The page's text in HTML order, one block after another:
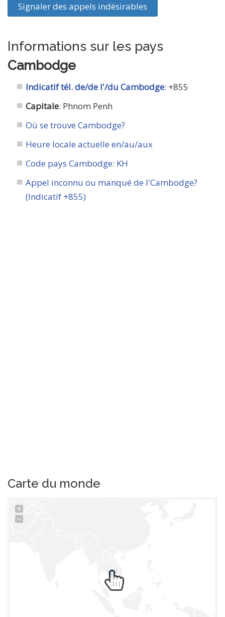
Signaler des appels indésirables
Informations sur les pays
Cambodge
Indicatif tél. de/de l'/du Cambodge: +855
Capitale: Phnom Penh
Où se trouve Cambodge?
Heure locale actuelle en/au/aux
Code pays Cambodge: KH
Appel inconnu ou manqué de l'Cambodge?
(Indicatif +855)
Carte du monde
+
−